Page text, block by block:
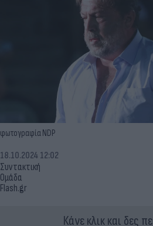
φωτογραφία NDP
Συντακτική
Ομάδα
Flash.gr
18.10.2024 12:02
Κάνε κλικ και δες